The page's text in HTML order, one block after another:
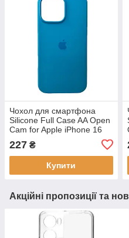
Чохол для смартфона
Silicone Full Case AA Open
Cam for Apple iPhone 16
силікон, мікрофібра
227 ₴
Купити
Акційні пропозиції та